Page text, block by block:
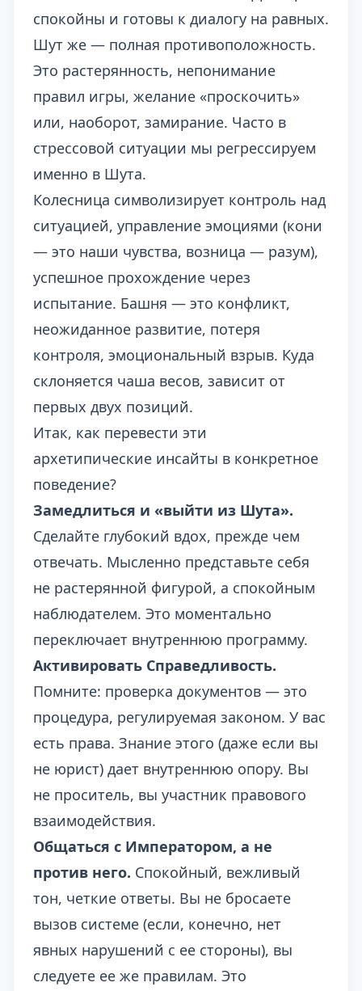
спокойны и готовы к диалогу на равных.
Шут же — полная противоположность.
Это растерянность, непонимание
правил игры, желание «проскочить»
или, наоборот, замирание. Часто в
стрессовой ситуации мы регрессируем
именно в Шута.
Колесница символизирует контроль над
ситуацией, управление эмоциями (кони
— это наши чувства, возница — разум),
успешное прохождение через
испытание. Башня — это конфликт,
неожиданное развитие, потеря
контроля, эмоциональный взрыв. Куда
склоняется чаша весов, зависит от
первых двух позиций.
Итак, как перевести эти
архетипические инсайты в конкретное
поведение?
Замедлиться и «выйти из Шута».
Сделайте глубокий вдох, прежде чем
отвечать. Мысленно представьте себя
не растерянной фигурой, а спокойным
наблюдателем. Это моментально
переключает внутреннюю программу.
Активировать Справедливость.
Помните: проверка документов — это
процедура, регулируемая законом. У вас
есть права. Знание этого (даже если вы
не юрист) дает внутреннюю опору. Вы
не проситель, вы участник правового
взаимодействия.
Общаться с Императором, а не
против него. Спокойный, вежливый
тон, четкие ответы. Вы не бросаете
вызов системе (если, конечно, нет
явных нарушений с ее стороны), вы
следуете ее же правилам. Это